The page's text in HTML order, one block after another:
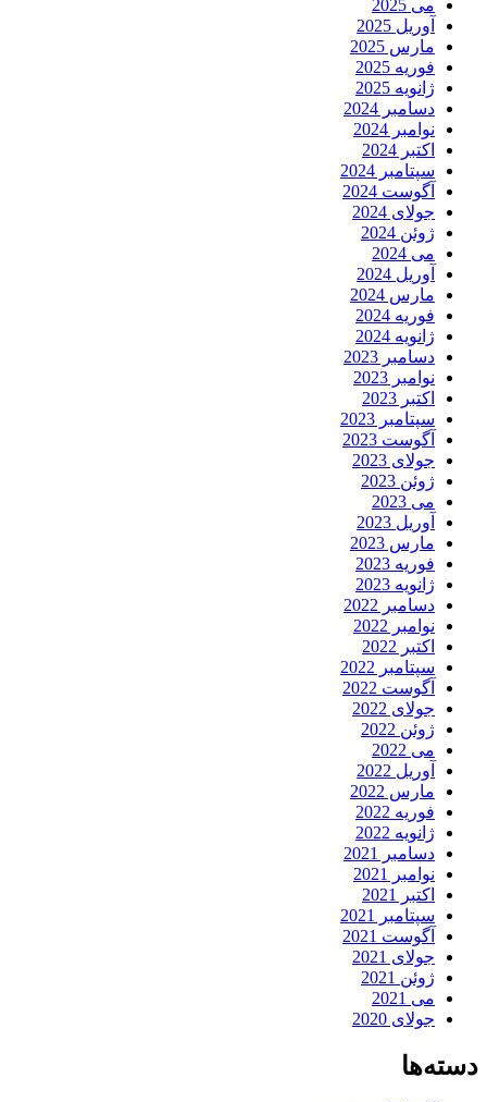
می 2025
آوریل 2025
مارس 2025
فوریه 2025
ژانویه 2025
دسامبر 2024
نوامبر 2024
اکتبر 2024
سپتامبر 2024
آگوست 2024
جولای 2024
ژوئن 2024
می 2024
آوریل 2024
مارس 2024
فوریه 2024
ژانویه 2024
دسامبر 2023
نوامبر 2023
اکتبر 2023
سپتامبر 2023
آگوست 2023
جولای 2023
ژوئن 2023
می 2023
آوریل 2023
مارس 2023
فوریه 2023
ژانویه 2023
دسامبر 2022
نوامبر 2022
اکتبر 2022
سپتامبر 2022
آگوست 2022
جولای 2022
ژوئن 2022
می 2022
آوریل 2022
مارس 2022
فوریه 2022
ژانویه 2022
دسامبر 2021
نوامبر 2021
اکتبر 2021
سپتامبر 2021
آگوست 2021
جولای 2021
ژوئن 2021
می 2021
جولای 2020
دسته‌ها